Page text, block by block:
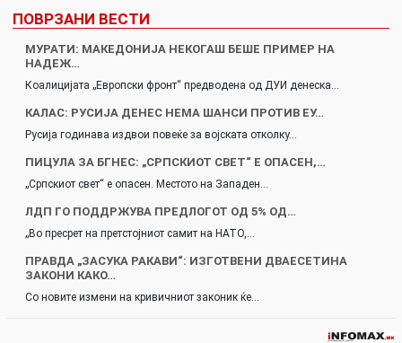
ПОВРЗАНИ ВЕСТИ
МУРАТИ: МАКЕДОНИЈА НЕКОГАШ БЕШЕ ПРИМЕР НА
НАДЕЖ…
Коалицијата „Европски фронт“ предводена од ДУИ денеска…
КАЛАС: РУСИЈА ДЕНЕС НЕМА ШАНСИ ПРОТИВ ЕУ…
Русија годинава издвои повеќе за војската отколку…
ПИЦУЛА ЗА БГНЕС: „СРПСКИОТ СВЕТ“ Е ОПАСЕН,…
„Српскиот свет“ е опасен. Местото на Западен…
ЛДП ГО ПОДДРЖУВА ПРЕДЛОГОТ ОД 5% ОД…
„Во пресрет на претстојниот самит на НАТО,…
ПРАВДА „ЗАСУКА РАКАВИ“: ИЗГОТВЕНИ ДВАЕСЕТИНА
ЗАКОНИ КАКО…
Со новите измени на кривичниот законик ќе…